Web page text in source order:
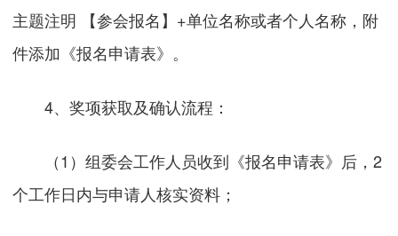
主题注明 【参会报名】+单位名称或者个人名称，附
件添加《报名申请表》。
4、奖项获取及确认流程：
（1）组委会工作人员收到《报名申请表》后，2
个工作日内与申请人核实资料；